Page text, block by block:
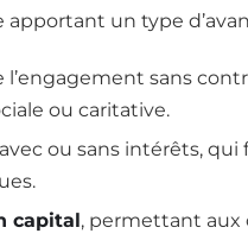
un type
l’engagement sans
ou caritative.
ou sans intérêts,
capital, permettant aux